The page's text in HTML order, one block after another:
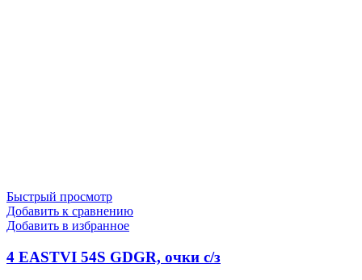
Быстрый просмотр
Добавить к сравнению
Добавить в избранное
4 EASTVI 54S GDGR, очки с/з